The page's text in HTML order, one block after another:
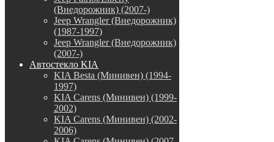
(Внедорожник) (2007-)
Jeep Wrangler (Внедорожник)
(1987-1997)
Jeep Wrangler (Внедорожник)
(2007-)
Автостекло KIA
KIA Besta (Минивен) (1994-
1997)
KIA Carens (Минивен) (1999-
2002)
KIA Carens (Минивен) (2002-
2006)